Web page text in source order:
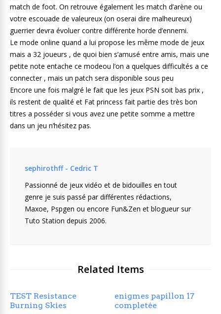
match de foot. On retrouve également les match d’arène ou
votre escouade de valeureux (on oserai dire malheureux)
guerrier devra évoluer contre différente horde d’ennemi.
Le mode online quand a lui propose les même mode de jeux
mais a 32 joueurs , de quoi bien s’amusé entre amis, mais une
petite note entache ce modeou l’on a quelques difficultés a ce
connecter , mais un patch sera disponible sous peu
Encore une fois malgré le fait que les jeux PSN soit bas prix ,
ils restent de qualité et Fat princess fait partie des très bon
titres a posséder si vous avez une petite somme a mettre
dans un jeu n’hésitez pas.
sephirothff - Cedric T
Passionné de jeux vidéo et de bidouilles en tout
genre je suis passé par différentes rédactions,
Maxoe, Pspgen ou encore Fun&Zen et blogueur sur
Tuto Station depuis 2006.
Related Items
TEST Resistance
Burning Skies
enigmes papillon 17
completée